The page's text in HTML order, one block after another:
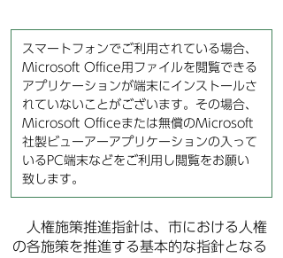
スマートフォンでご利用されている場合、
Microsoft Office用ファイルを閲覧できる
アプリケーションが端末にインストールさ
れていないことがございます。その場合、
Microsoft Officeまたは無償のMicrosoft
社製ビューアーアプリケーションの入って
いるPC端末などをご利用し閲覧をお願い
致します。
人権施策推進指針は、市における人権
の各施策を推進する基本的な指針となる